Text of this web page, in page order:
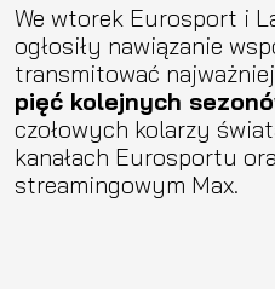
We wtorek Eurosport i
ogłosiły nawiązanie
transmitować
pięć kolejnych
czołowych kolarzy
kanałach Eurosportu
streamingowym Max.